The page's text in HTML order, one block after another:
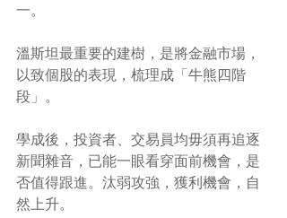
一。
溫斯坦最重要的建樹，是將金融市場，
以致個股的表現，梳理成「牛熊四階
段」。
學成後，投資者、交易員均毋須再追逐
新聞雜音，已能一眼看穿面前機會，是
否值得跟進。汰弱攻強，獲利機會，自
然上升。